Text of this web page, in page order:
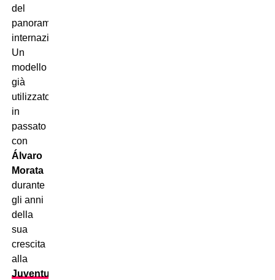
del
panorama
internazionale.
Un
modello
già
utilizzato
in
passato
con
Álvaro
Morata
durante
gli anni
della
sua
crescita
alla
Juventus